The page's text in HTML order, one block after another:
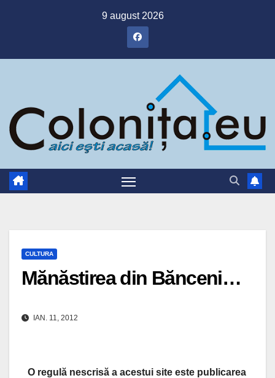
9 august 2026
CULTURA
Mănăstirea din Bănceni…
IAN. 11, 2012
O regulă nescrisă a acestui site este publicarea